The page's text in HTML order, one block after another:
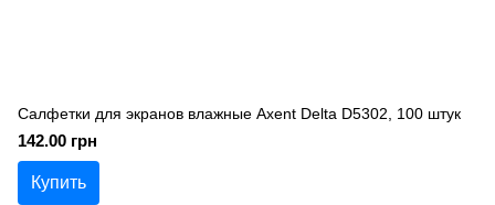
Салфетки для экранов влажные Axent Delta D5302, 100 штук
142.00 грн
Купить